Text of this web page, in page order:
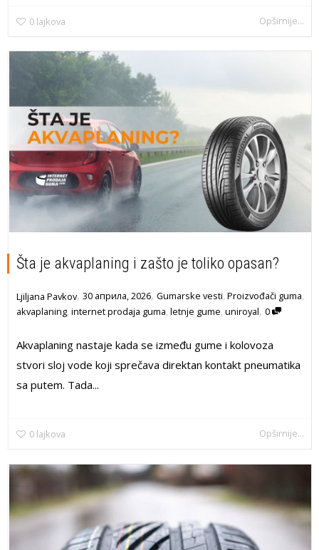
0 lajkova Opširnije...
Šta je akvaplaning i zašto je toliko opasan?
Ljiljana Pavkov, 30 априла, 2026, Gumarske vesti, Proizvođači guma,
akvaplaning, internet prodaja guma, letnje gume, uniroyal, 0
Akvaplaning nastaje kada se između gume i kolovoza
stvori sloj vode koji sprečava direktan kontakt pneumatika
sa putem. Tada...
0 lajkova Opširnije...